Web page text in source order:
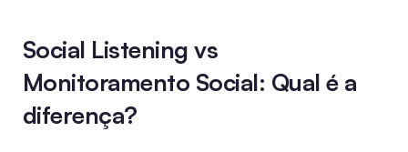
Social Listening vs
Monitoramento Social: Qual é a
diferença?